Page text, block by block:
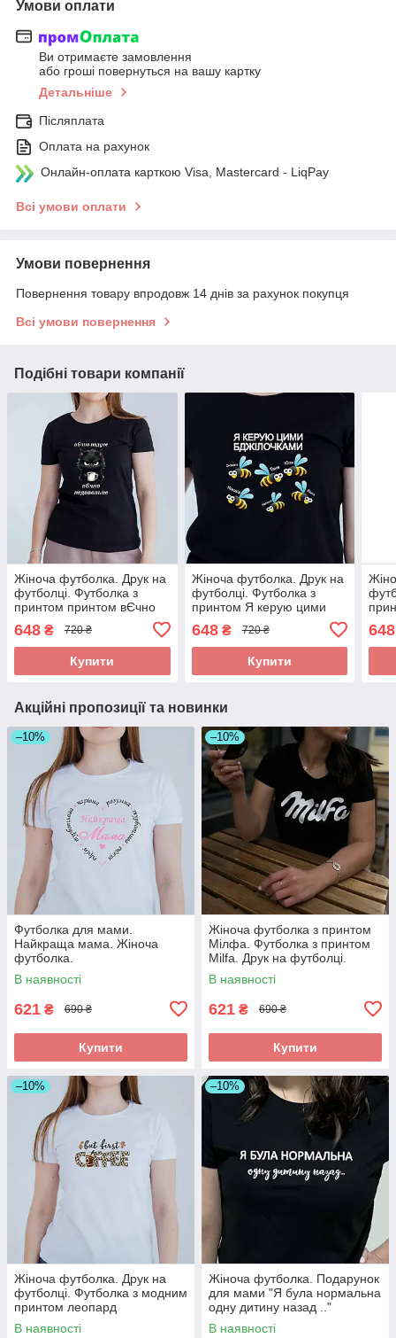
Умови оплати
Ви отримаєте замовлення
або гроші повернуться на вашу картку
Детальніше
Післяплата
Оплата на рахунок
Онлайн-оплата карткою Visa, Mastercard - LiqPay
Всі умови оплати
Умови повернення
Повернення товару впродовж 14 днів за рахунок покупця
Всі умови повернення
Подібні товари компанії
Жіноча футболка. Друк на
футболці. Футболка з
принтом принтом вЄчно
648 ₴ 720 ₴
Купити
Жіноча футболка. Друк на
футболці. Футболка з
принтом Я керую цими
(колег)
648₴ 720 ₴
Купити
648
Акційні пропозиції та новинки
–10%
Футболка для мами.
Найкраща мама. Жіноча
футболка.
В наявності
621 ₴ 690 ₴
Купити
–10%
Жіноча футболка з принтом
Мілфа. Футболка з принтом
Milfa. Друк на футболці.
В наявності
621 ₴ 690 ₴
Купити
–10%
Жіноча футболка. Друк на
футболці. Футболка з модним
принтом леопард
В наявності
–10%
Жіноча футболка. Подарунок
для мами "Я була нормальна
одну дитину назад .."
В наявності